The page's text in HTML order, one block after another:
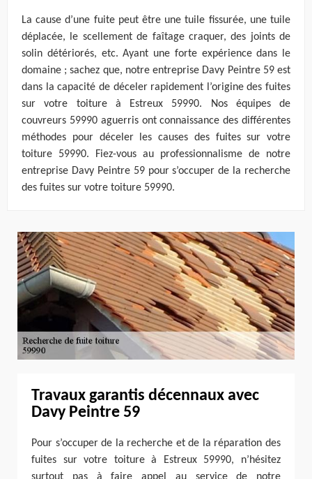
La cause d’une fuite peut être une tuile fissurée, une tuile
déplacée, le scellement de faîtage craquer, des joints de
solin détériorés, etc. Ayant une forte expérience dans le
domaine ; sachez que, notre entreprise Davy Peintre 59 est
dans la capacité de déceler rapidement l’origine des fuites
sur votre toiture à Estreux 59990. Nos équipes de
couvreurs 59990 aguerris ont connaissance des différentes
méthodes pour déceler les causes des fuites sur votre
toiture 59990. Fiez-vous au professionnalisme de notre
entreprise Davy Peintre 59 pour s’occuper de la recherche
des fuites sur votre toiture 59990.
Travaux garantis décennaux avec
Davy Peintre 59
Pour s’occuper de la recherche et de la réparation des
fuites sur votre toiture à Estreux 59990, n’hésitez